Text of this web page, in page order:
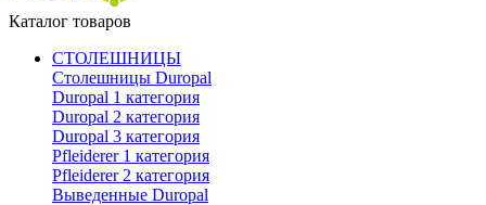
Каталог товаров
СТОЛЕШНИЦЫ
Столешницы Duropal
Duropal 1 категория
Duropal 2 категория
Duropal 3 категория
Pfleiderer 1 категория
Pfleiderer 2 категория
Выведенные Duropal